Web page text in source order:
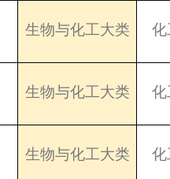
生物与化工大类 化
生物与化工大类 化
生物与化工大类 化